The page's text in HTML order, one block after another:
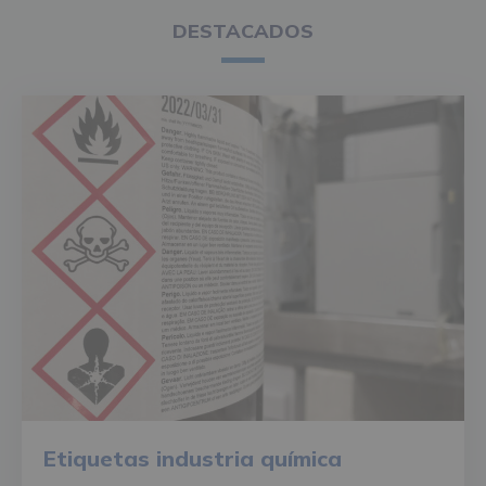
DESTACADOS
Etiquetas industria química